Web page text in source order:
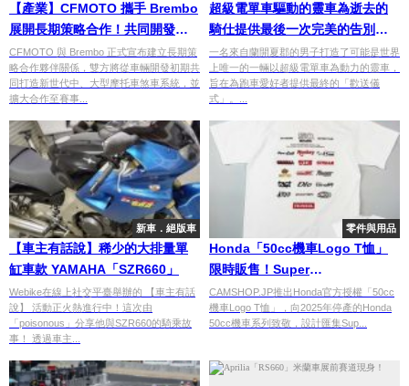
【產業】CFMOTO 攜手 Brembo
展開長期策略合作！共同開發新
世代車款煞車系統
CFMOTO 與 Brembo 正式宣布建立長期策
略合作夥伴關係，雙方將從車輛開發初期共
同打造新世代中、大型摩托車煞車系統，並
擴大合作至賽事...
超級電單車驅動的靈車為逝去的
騎仕提供最後一次完美的告別體
驗
一名來自蘭開夏郡的男子打造了可能是世界
上唯一的一輛以超級電單車為動力的靈車，
旨在為跑車愛好者提供最終的「歡送儀
式」。...
新車．絕版車
【車主有話說】稀少的大排量單
缸車款 YAMAHA「SZR660」
Webike在線上社交平臺舉辦的 【車主有話
說】 活動正火熱進行中！這次由
「poisonous」分享他與SZR660的騎乘故
事！ 透過車主...
零件與用品
Honda「50cc機車Logo T恤」
限時販售！Super
Cub×Monkey×DAX×Gorilla歷代
名車致敬款×6.2盎司重磅棉
CAMSHOP.JP推出Honda官方授權「50cc
機車Logo T恤」，向2025年停產的Honda
50cc機車系列致敬，設計匯集Sup...